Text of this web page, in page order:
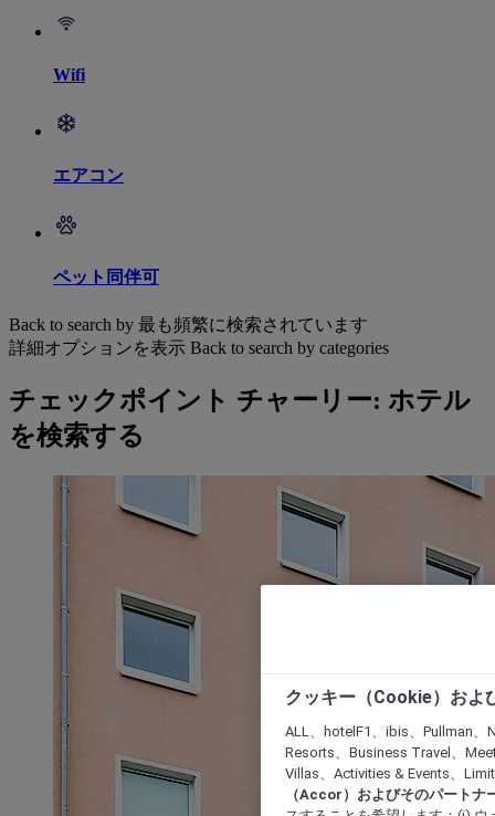
Wifi
エアコン
ペット同伴可
Back to search by 最も頻繁に検索されています
詳細オプションを表示 Back to search by categories
チェックポイント チャーリー: ホテル
を検索する
クッキー（Cookie）およ
ALL、hotelF1、ibis、Pullman
Resorts、Business Travel、
Villas、Activities & Events、
（Accor）およびそのパートナ